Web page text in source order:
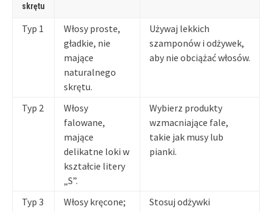
skrętu
Typ 1
Włosy proste,
gładkie, nie
mające
naturalnego
skrętu.
Używaj lekkich
szamponów i odżywek,
aby nie obciążać włosów.
Typ 2
Włosy
falowane,
mające
delikatne loki w
kształcie litery
„S”.
Wybierz produkty
wzmacniające fale,
takie jak musy lub
pianki.
Typ 3
Włosy kręcone;
Stosuj odżywki